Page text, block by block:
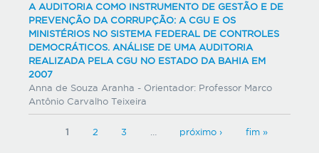
A AUDITORIA COMO INSTRUMENTO DE GESTÃO E DE
PREVENÇÃO DA CORRUPÇÃO: A CGU E OS
MINISTÉRIOS NO SISTEMA FEDERAL DE CONTROLES
DEMOCRÁTICOS. ANÁLISE DE UMA AUDITORIA
REALIZADA PELA CGU NO ESTADO DA BAHIA EM
2007
Anna de Souza Aranha - Orientador: Professor Marco
Antônio Carvalho Teixeira
1 2 3 próximo › fim »